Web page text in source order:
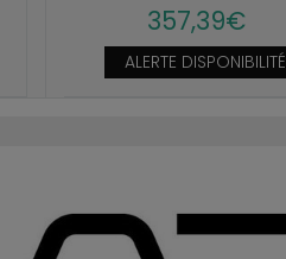
357,39€
ALERTE DISPONIBILITÉ